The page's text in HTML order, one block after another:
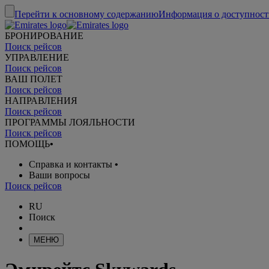
Перейти к основному содержаниюИнформация о
БРОНИРОВАНИЕ
Поиск рейсов
УПРАВЛЕНИЕ
Поиск рейсов
ВАШ ПОЛЕТ
Поиск рейсов
НАПРАВЛЕНИЯ
Поиск рейсов
ПРОГРАММЫ ЛОЯЛЬНОСТИ
Поиск рейсов
ПОМОЩЬ•
Справка и контакты •
Ваши вопросы
Поиск рейсов
RU
Поиск
МЕНЮ